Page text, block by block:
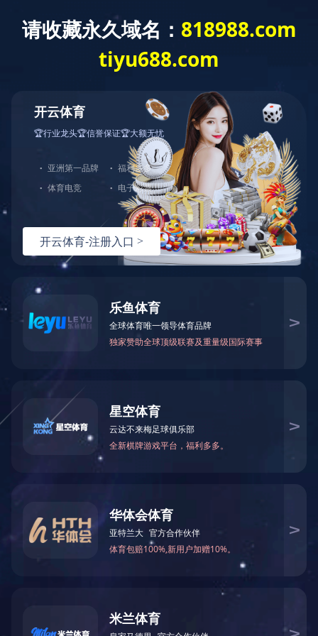
涂鸦WIFI+GSM 家用防盗报警器套装厂家WM2N WiFi+GSM/4G 涂鸦智能家居安防报警主机套装WT2BX
涂鸦WIFI+4G智能家庭防盗报警器套装 安防报警主机W4Q GSM/4G+Wi-Fi 涂鸦智能无线家庭安防报警器系统WM2T
涂鸦WiFi+GSM/4G无线报警主机家用防盗套装WT4R
销售热线：186 8875 7638 熊总监